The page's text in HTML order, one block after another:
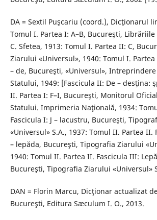
DA = Sextil Puşcariu (coord.), Dicţionarul
Tomul I. Partea I: A–B, Bucureşti, Librăriile
C. Sfetea, 1913: Tomul I. Partea II: C,
Ziarului «Universul», 1940: Tomul I.
– de, Bucureşti, «Universul»,
Statului, 1949: [Fascicula II: De – desţina:
II. Partea I: F–I, Bucureşti, Monitorul
Statului. Imprimeria Naţională, 1934:
Fascicula I: J – lacustru, Bucureşti,
«Universul» S.A., 1937: Tomul II. Partea II.
– lepăda, Bucureşti, Tipografia Ziarului
1940: Tomul II. Partea II. Fascicula III:
Bucureşti, Tipografia Ziarului «Universul»
DAN = Florin Marcu, Dicţionar actualizat
Bucureşti, Editura Sæculum I. O., 2013.